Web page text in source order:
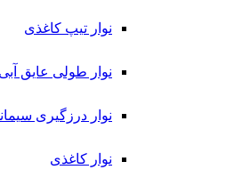
نوار تیپ کاغذی
نوار طولی عايق آبی
نوار درزگیری سیمانی
نوار کاغذی